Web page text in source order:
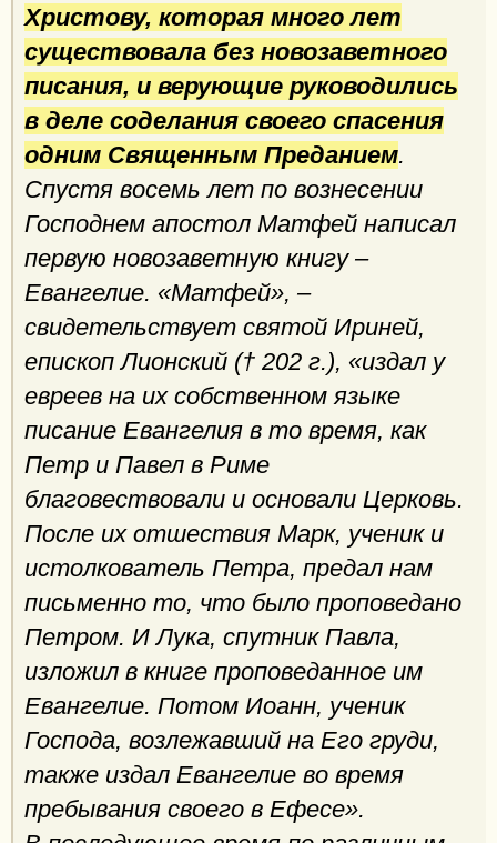
Христову, которая много лет
существовала без новозаветного
писания, и верующие руководились
в деле соделания своего спасения
одним Священным Преданием.
Спустя восемь лет по вознесении
Господнем апостол Матфей написал
первую новозаветную книгу –
Евангелие. «Матфей», –
свидетельствует святой Ириней,
епископ Лионский († 202 г.), «издал у
евреев на их собственном языке
писание Евангелия в то время, как
Петр и Павел в Риме
благовествовали и основали Церковь.
После их отшествия Марк, ученик и
истолкователь Петра, предал нам
письменно то, что было проповедано
Петром. И Лука, спутник Павла,
изложил в книге проповеданное им
Евангелие. Потом Иоанн, ученик
Господа, возлежавший на Его груди,
также издал Евангелие во время
пребывания своего в Ефесе».